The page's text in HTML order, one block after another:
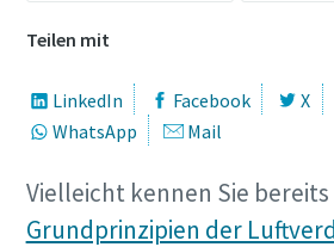
Teilen mit
LinkedIn Facebook X
WhatsApp
Mail
Vielleicht kennen Sie bereits
Grundprinzipien der
Pflichtfelder.
Persönliche Angaben
Vorname